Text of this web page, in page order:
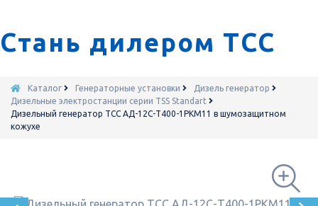
Стань дилером ТСС
Каталог Генераторные установки
Дизель генератор
Дизельные электростанции серии TSS Standart
Дизельный генератор ТСС АД-12С-Т400-1РКМ11 в шумозащитном
кожухе